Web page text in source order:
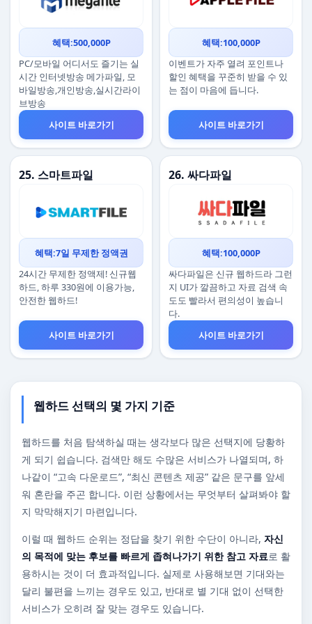
혜택:500,000P
PC/모바일 어디서도 즐기는 실
시간 인터넷방송 메가파일, 모
바일방송,개인방송,실시간라이
브방송
사이트 바로가기
혜택:100,000P
이벤트가 자주 열려 포인트나
할인 혜택을 꾸준히 받을 수 있
는 점이 마음에 듭니다.
사이트 바로가기
25. 스마트파일
혜택:7일 무제한 정액권
24시간 무제한 정액제! 신규웹
하드, 하루 330원에 이용가능,
안전한 웹하드!
사이트 바로가기
26. 싸다파일
혜택:100,000P
싸다파일은 신규 웹하드라 그런
지 UI가 깔끔하고 자료 검색 속
도도 빨라서 편의성이 높습니
다.
사이트 바로가기
웹하드 선택의 몇 가지 기준
웹하드를 처음 탐색하실 때는 생각보다 많은 선택지에 당황하
게 되기 쉽습니다. 검색만 해도 수많은 서비스가 나열되며, 하
나같이 “고속 다운로드”, “최신 콘텐츠 제공” 같은 문구를 앞세
워 혼란을 주곤 합니다. 이런 상황에서는 무엇부터 살펴봐야 할
지 막막해지기 마련입니다.
이럴 때 웹하드 순위는 정답을 찾기 위한 수단이 아니라, 자신
의 목적에 맞는 후보를 빠르게 좁혀나가기 위한 참고 자료로 활
용하시는 것이 더 효과적입니다. 실제로 사용해보면 기대와는
달리 불편을 느끼는 경우도 있고, 반대로 별 기대 없이 선택한
서비스가 오히려 잘 맞는 경우도 있습니다.